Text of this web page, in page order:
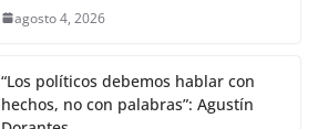
agosto 4, 2026
“Los políticos debemos hablar con
hechos, no con palabras”: Agustín